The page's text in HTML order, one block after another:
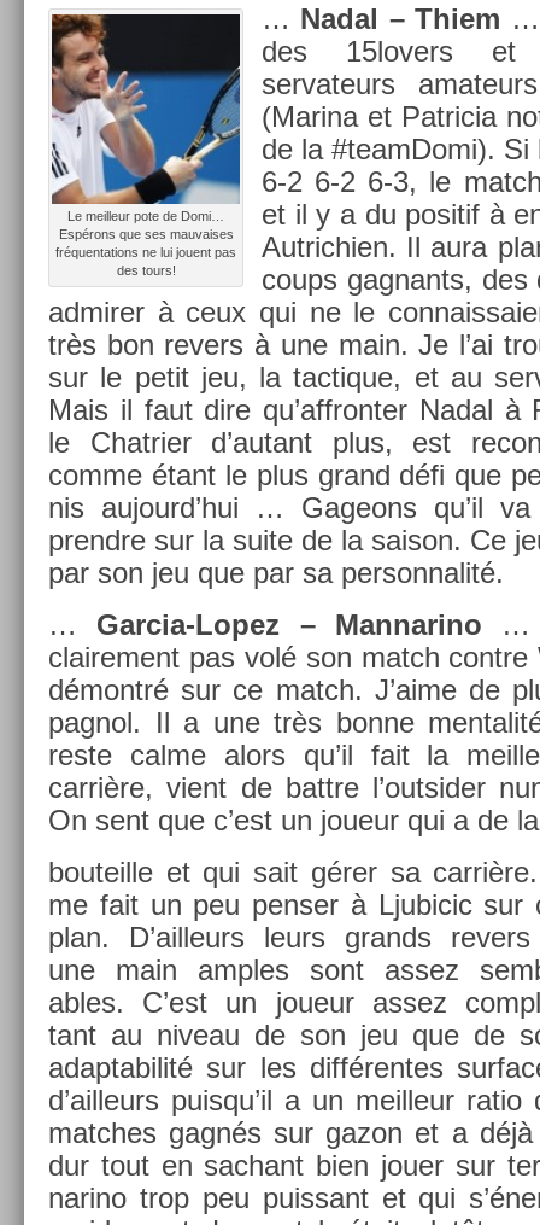
Le meil­leur pote de Domi…
Espérons que ses mauvaises
fréquen­ta­tions ne lui jouent pas
des tours!
… Nadal – Thiem …
des 15lovers et
servateurs
(Marina et Pat­ricia
de la #team­Domi).
6-2 6-2 6-3, le
et il y a du positif à
Aut­richi­en. Il aura
coups gag­nants,
ad­mir­er à ceux qui ne le
très bon re­v­ers à une main. Je l’ai
sur le petit jeu, la tac­tique, et au
Mais il faut dire qu’affront­er Nadal à
le Chat­ri­er d’autant plus, est
comme étant le plus grand défi que
nis aujourd’hui … Gageons qu’il
prendre sur la suite de la saison. Ce
par son jeu que par sa per­son­nalité.
…
Garcia-Lopez – Man­narino …
claire­ment pas volé son match con­tre
démontré sur ce match. J’aime de
pagnol. Il a une très bonne
reste calme alors qu’il fait la
carrière, vient de battre l’out­sid­er
On sent que c’est un joueur qui a de la
bouteil­le et qui sait gérer sa
me fait un peu pens­er à Ljubicic sur
plan. D’ail­leurs leurs grands
une main am­ples sont assez
ables. C’est un joueur assez
tant au niveau de son jeu que de
adap­tabilité sur les dif­féren­tes
d’ail­leurs puis­qu’il a un meil­leur ratio
matches gagnés sur gazon et a
dur tout en sac­hant bien jouer sur
narino trop peu puis­sant et qui